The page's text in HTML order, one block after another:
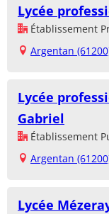
Lycée
Établissement
Argentan
Lycée
Gabriel
Établissement
Argentan
Lycée